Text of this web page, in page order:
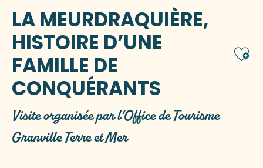
LA MEURDRAQUIÈRE,
HISTOIRE D’UNE
FAMILLE DE
CONQUÉRANTS
Visite organisée par l'Office de Tourisme
Granville Terre et Mer